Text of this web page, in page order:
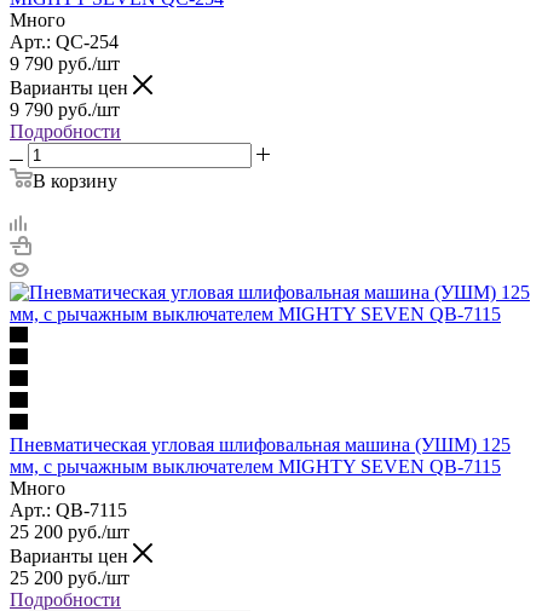
Много
Арт.: QC-254
9 790 руб./шт
Варианты цен
9 790 руб./шт
Подробности
В корзину
Пневматическая угловая шлифовальная машина (УШМ) 125
мм, с рычажным выключателем MIGHTY SEVEN QB-7115
Много
Арт.: QB-7115
25 200 руб./шт
Варианты цен
25 200 руб./шт
Подробности